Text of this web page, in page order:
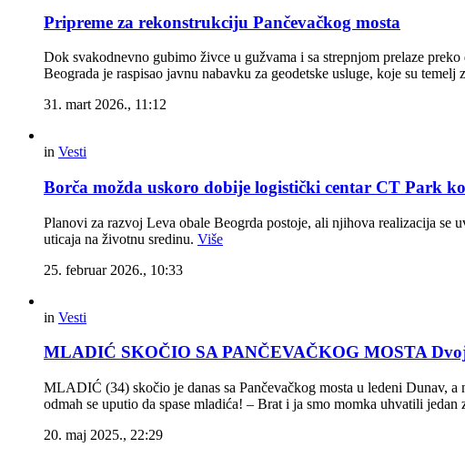
Pripreme za rekonstrukciju Pančevačkog mosta
Dok svakodnevno gubimo živce u gužvama i sa strepnjom prelaze
Beograda je raspisao javnu nabavku za geodetske usluge, koje su
31. mart 2026., 11:12
in Vesti
Borča možda uskoro dobije logistički centar CT Park
Planovi za razvoj Leva obale Beogrda postoje, ali njihova realizacija se
uticaja na životnu sredinu. Više
25. februar 2026., 10:33
in Vesti
MLADIĆ SKOČIO SA PANČEVAČKOG MOSTA
MLADIĆ (34) skočio je danas sa Pančevačkog mosta u ledeni Dunav,
odmah se uputio da spase mladića! – Brat i ja smo momka uhvatili
20. maj 2025., 22:29